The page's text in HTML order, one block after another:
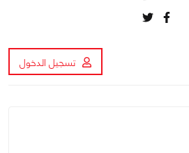
تسجيل الدخول